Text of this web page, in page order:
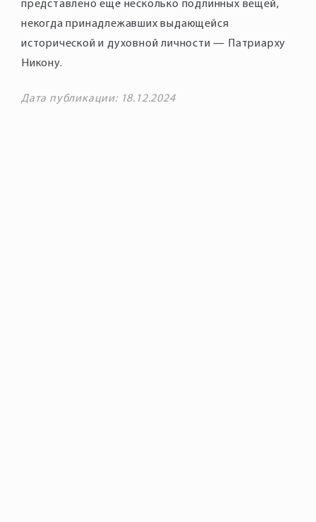
представлено ещё несколько подлинных вещей,
некогда принадлежавших выдающейся
исторической и духовной личности — Патриарху
Никону.
Дата публикации: 18.12.2024